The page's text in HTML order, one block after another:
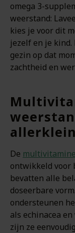
omega 3-
weerstand:
kies je voor dit
jezelf en je
gezin op dat
zachtheid en
De
ontwikkeld voor
bevatten alle
doseerbare
ondersteunen
als echinacea
zijn ze